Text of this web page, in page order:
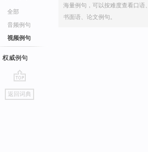
全部
音频例句
视频例句
权威例句
go
top
返回词典
海量例句，可以按难度查看口语、
书面语、论文例句。